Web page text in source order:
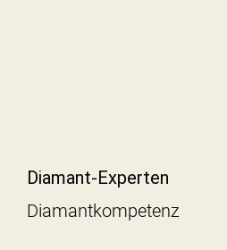
Diamant-Experten
Diamantkompetenz